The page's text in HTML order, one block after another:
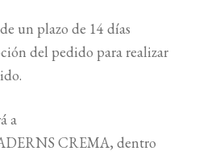
hijo
RIGHTS
BUSCAR
un plazo de 14 días
del pedido para realizar
a
CREMA, dentro